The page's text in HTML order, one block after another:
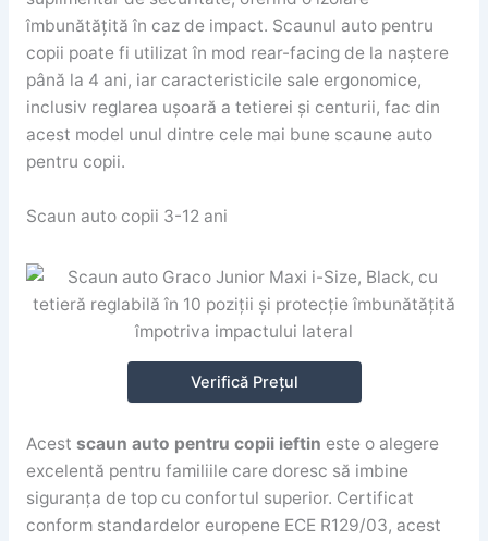
îmbunătățită în caz de impact. Scaunul auto pentru
copii poate fi utilizat în mod rear-facing de la naștere
până la 4 ani, iar caracteristicile sale ergonomice,
inclusiv reglarea ușoară a tetierei și centurii, fac din
acest model unul dintre cele mai bune scaune auto
pentru copii.
Scaun auto copii 3-12 ani
Verifică Prețul
Acest scaun auto pentru copii ieftin este o alegere
excelentă pentru familiile care doresc să imbine
siguranța de top cu confortul superior. Certificat
conform standardelor europene ECE R129/03, acest